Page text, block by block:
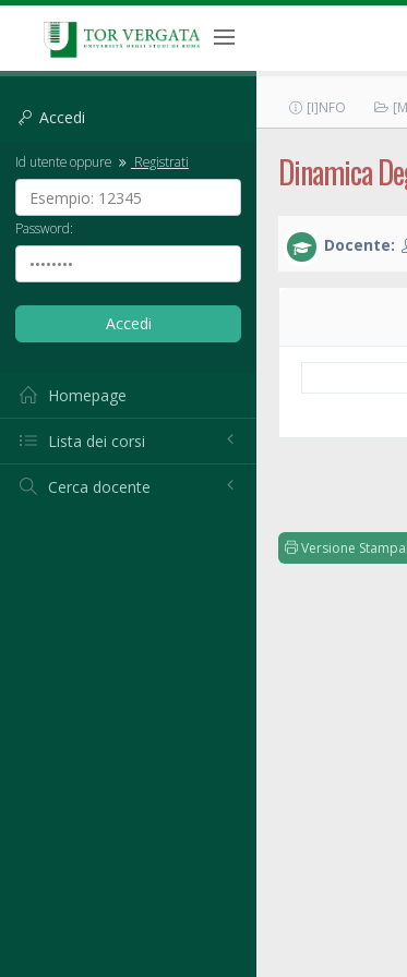
Accedi
Id utente oppure Registrati
Password:
Homepage
Lista dei corsi
Cerca docente
[I]NFO
Dinamica
Docente:
Versione